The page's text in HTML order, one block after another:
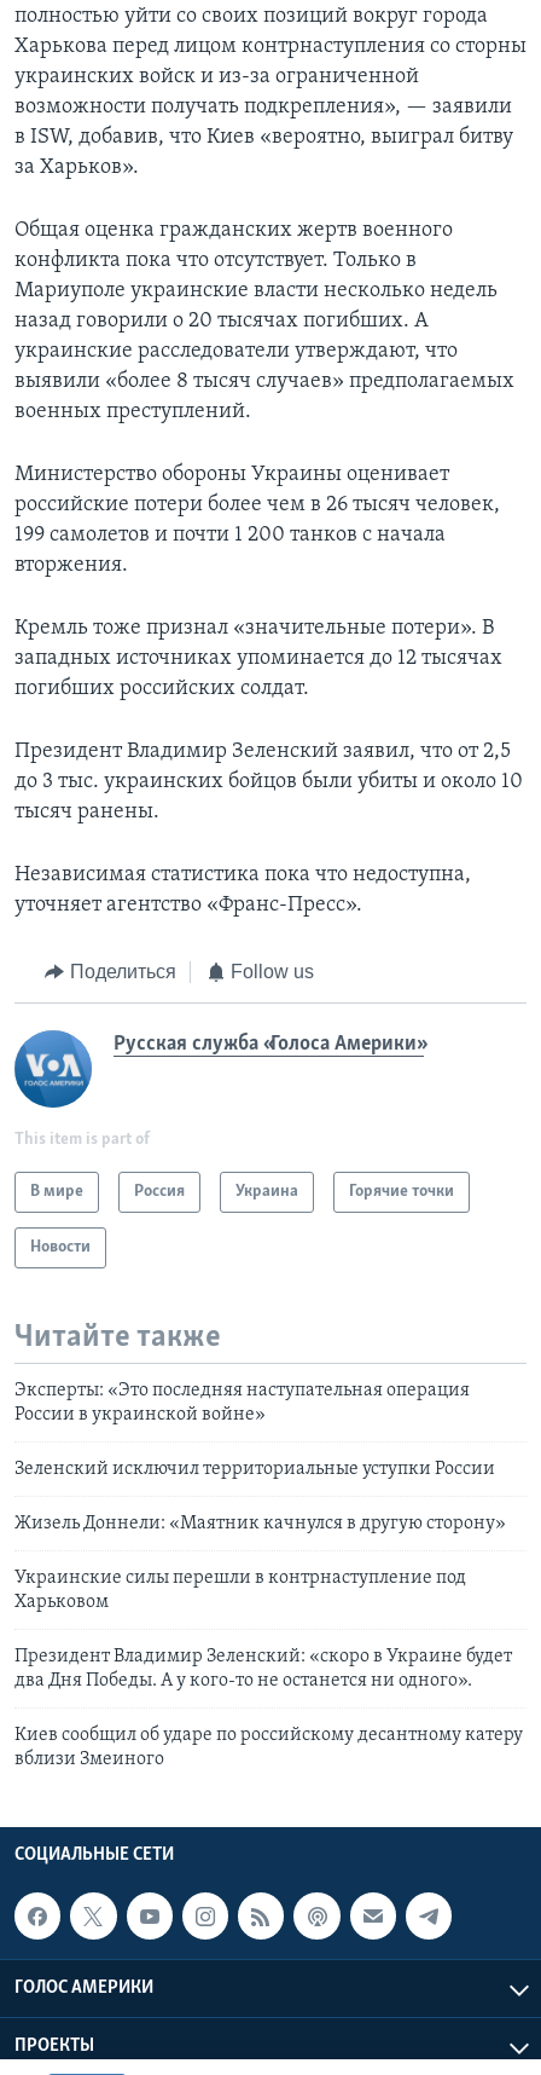
полностью уйти со своих позиций вокруг города
Харькова перед лицом контрнаступления со сторны
украинских войск и из-за ограниченной
возможности получать подкрепления», — заявили
в ISW, добавив, что Киев «вероятно, выиграл битву
за Харьков».
Общая оценка гражданских жертв военного
конфликта пока что отсутствует. Только в
Мариуполе украинские власти несколько недель
назад говорили о 20 тысячах погибших. А
украинские расследователи утверждают, что
выявили «более 8 тысяч случаев» предполагаемых
военных преступлений.
Министерство обороны Украины оценивает
российские потери более чем в 26 тысяч человек,
199 самолетов и почти 1 200 танков с начала
вторжения.
Кремль тоже признал «значительные потери». В
западных источниках упоминается до 12 тысячах
погибших российских солдат.
Президент Владимир Зеленский заявил, что от 2,5
до 3 тыс. украинских бойцов были убиты и около 10
тысяч ранены.
Независимая статистика пока что недоступна,
уточняет агентство «Франс-Пресс».
Поделиться Follow us
Русская служба «Голоса Америки»
This item is part of
В мире Россия Украина Горячие точки
Новости
Читайте также
Эксперты: «Это последняя наступательная операция
России в украинской войне»
Зеленский исключил территориальные уступки России
Жизель Доннели: «Маятник качнулся в другую сторону»
Украинские силы перешли в контрнаступление под
Харьковом
Президент Владимир Зеленский: «скоро в Украине будет
два Дня Победы. А у кого-то не останется ни одного».
Киев сообщил об ударе по российскому десантному катеру
вблизи Змеиного
СОЦИАЛЬНЫЕ СЕТИ
ГОЛОС АМЕРИКИ
ПРОЕКТЫ